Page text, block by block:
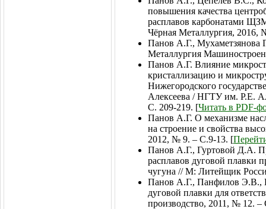
повышения качества
расплавов карбонатами
Чёрная Металлургия, 2016,
Панов А.Г., Мухаметзянова
Металлургия
Панов А.Г. Влияние
кристаллизацию и
Нижегородского
Алексеева / НГТУ им. Р.Е.
С. 209-219. [Читать в PDF-
Панов А.Г. О механизме
на строение и свойства
2012, № 9. – С.9-13. [
Панов А.Г., Гуртовой Д.А.
расплавов дуговой плавки
чугуна // М: Литейщик
Панов А.Г., Панфилов Э.В.,
дуговой плавки для
производство, 2011, № 12. –